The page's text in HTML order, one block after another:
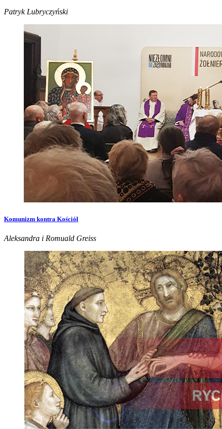
Patryk Lubryczyński
Komunizm kontra Kościół
Aleksandra i Romuald Greiss